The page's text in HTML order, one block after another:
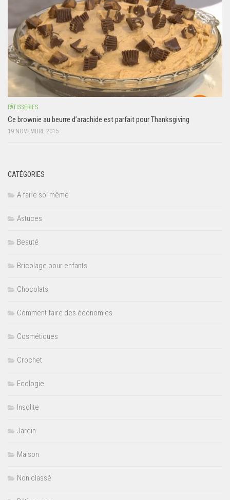
PÂTISSERIES
Ce brownie au beurre d’arachide est parfait pour Thanksgiving
19 NOVEMBRE 2015
CATÉGORIES
A faire soi même
Astuces
Beauté
Bricolage pour enfants
Chocolats
Comment faire des économies
Cosmétiques
Crochet
Ecologie
Insolite
Jardin
Maison
Non classé